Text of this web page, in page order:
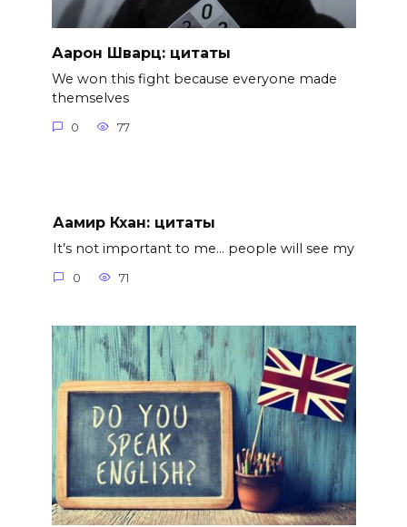
Аарон Шварц: цитаты
We won this fight because everyone made
themselves
0 77
Аамир Кхан: цитаты
It’s not important to me… people will see my
0 71